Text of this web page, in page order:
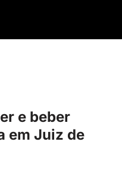
e beber
em Juiz de